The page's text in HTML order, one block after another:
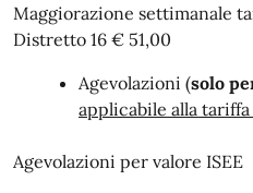
Maggiorazione settimanale
Distretto 16 € 51,00
Agevolazioni (solo
applicabile alla
Agevolazioni per valore ISEE